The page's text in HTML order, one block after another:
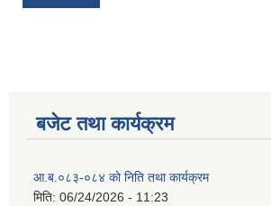
बजेट तथा कार्यक्रम
आ.ब.०८३-०८४ काे निति तथा कार्यक्रम
मिति: 06/24/2026 - 11:23